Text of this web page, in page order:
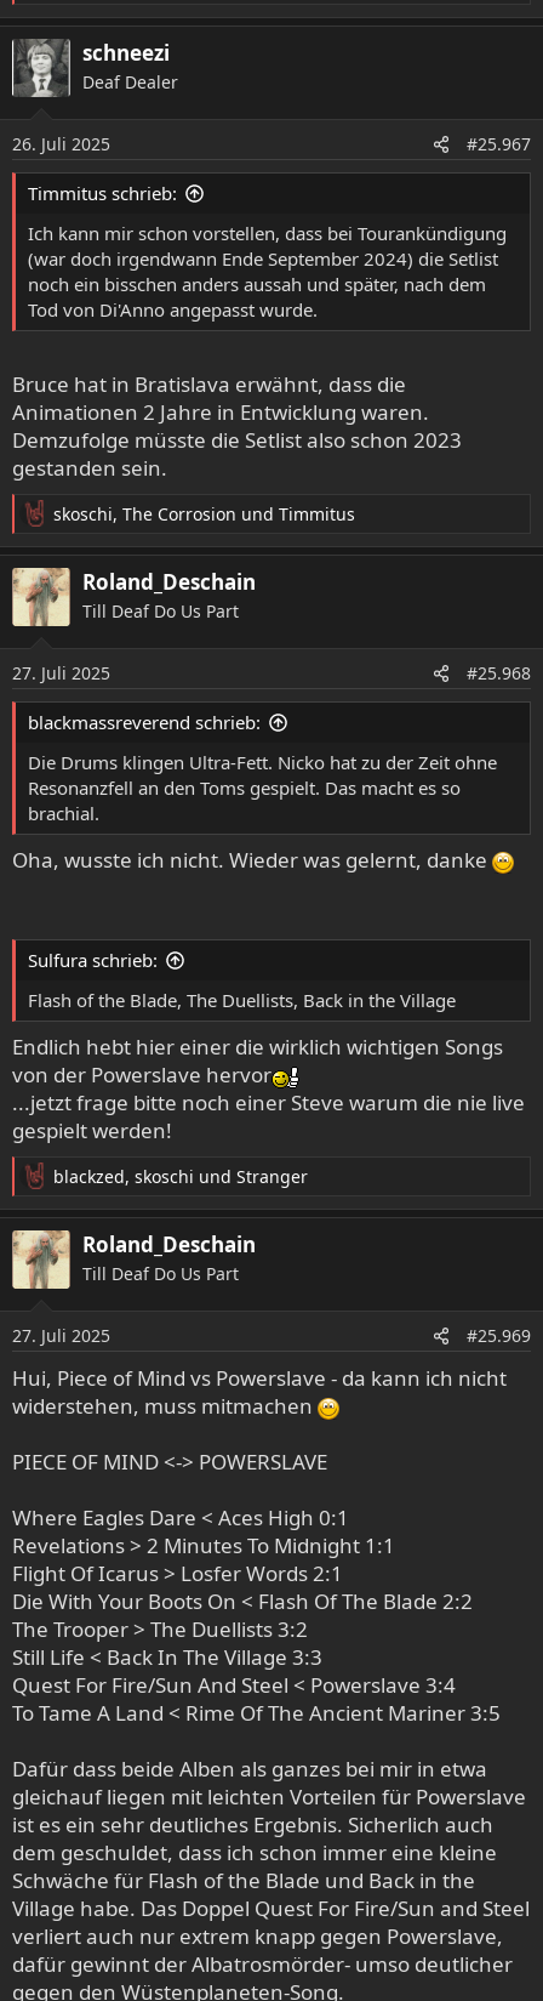
a
k
t
i
o
n
e
n
schneezi
Deaf Dealer
26. Juli 2025 #25.967
Timmitus schrieb:
Ich kann mir schon vorstellen, dass bei Tourankündigung
(war doch irgendwann Ende September 2024) die Setlist
noch ein bisschen anders aussah und später, nach dem
Tod von Di'Anno angepasst wurde.
Bruce hat in Bratislava erwähnt, dass die
Animationen 2 Jahre in Entwicklung waren.
Demzufolge müsste die Setlist also schon 2023
gestanden sein.
R
e
a
k
n
e
n
skoschi, The Corrosion und Timmitus
Roland_Deschain
Till Deaf Do Us Part
27. Juli 2025 #25.968
blackmassreverend schrieb:
Die Drums klingen Ultra-Fett. Nicko hat zu der Zeit ohne
Resonanzfell an den Toms gespielt. Das macht es so
brachial.
Oha, wusste ich nicht. Wieder was gelernt, danke
Sulfura schrieb:
Flash of the Blade, The Duellists, Back in the Village
Endlich hebt hier einer die wirklich wichtigen Songs
von der Powerslave hervor
...jetzt frage bitte noch einer Steve warum die nie live
gespielt werden!
R
e
a
k
n
e
n
:
blackzed, skoschi und Stranger
Roland_Deschain
Till Deaf Do Us Part
27. Juli 2025 #25.969
Hui, Piece of Mind vs Powerslave - da kann ich nicht
widerstehen, muss mitmachen
PIECE OF MIND <-> POWERSLAVE
Where Eagles Dare < Aces High 0:1
Revelations > 2 Minutes To Midnight 1:1
Flight Of Icarus > Losfer Words 2:1
Die With Your Boots On < Flash Of The Blade 2:2
The Trooper > The Duellists 3:2
Still Life < Back In The Village 3:3
Quest For Fire/Sun And Steel < Powerslave 3:4
To Tame A Land < Rime Of The Ancient Mariner 3:5
Dafür dass beide Alben als ganzes bei mir in etwa
gleichauf liegen mit leichten Vorteilen für Powerslave
ist es ein sehr deutliches Ergebnis. Sicherlich auch
dem geschuldet, dass ich schon immer eine kleine
Schwäche für Flash of the Blade und Back in the
Village habe. Das Doppel Quest For Fire/Sun and Steel
verliert auch nur extrem knapp gegen Powerslave,
dafür gewinnt der Albatrosmörder- umso deutlicher
gegen den Wüstenplaneten-Song.